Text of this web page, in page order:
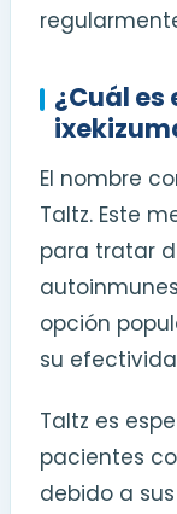
¿Cuál
El nombre
Taltz. Este
para tratar
opción
su
Taltz es
pacientes
debido a